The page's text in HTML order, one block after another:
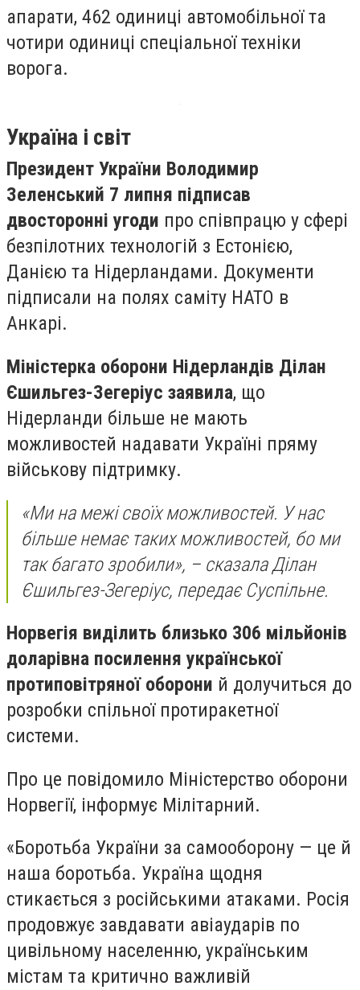
апарати, 462 одиниці автомобільної та
чотири одиниці спеціальної техніки
ворога.
Україна і світ
Президент України Володимир
Зеленський 7 липня підписав
двосторонні угоди про співпрацю у сфері
безпілотних технологій з Естонією,
Данією та Нідерландами. Документи
підписали на полях саміту НАТО в
Анкарі.
Міністерка оборони Нідерландів Ділан
Єшильгез-Зегеріус заявила, що
Нідерланди більше не мають
можливостей надавати Україні пряму
військову підтримку.
«Ми на межі своїх можливостей. У нас
більше немає таких можливостей, бо ми
так багато зробили», – сказала Ділан
Єшильгез-Зегеріус, передає Суспільне.
Норвегія виділить близько 306 мільйонів
доларівна посилення української
протиповітряної оборони й долучиться до
розробки спільної протиракетної
системи.
Про це повідомило Міністерство оборони
Норвегії, інформує Мілітарний.
«Боротьба України за самооборону — це й
наша боротьба. Україна щодня
стикається з російськими атаками. Росія
продовжує завдавати авіаударів по
цивільному населенню, українським
містам та критично важливій